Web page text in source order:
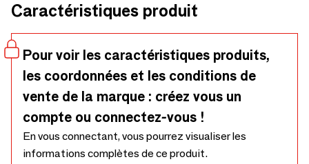
Caractéristiques produit
Pour voir les caractéristiques produits,
les coordonnées et les conditions de
vente de la marque : créez vous un
compte ou connectez-vous !
En vous connectant, vous pourrez visualiser les
informations complètes de ce produit.